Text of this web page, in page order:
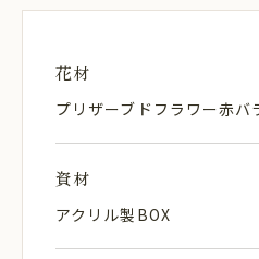
花材
プリザーブドフラワー赤バ
資材
アクリル製BOX